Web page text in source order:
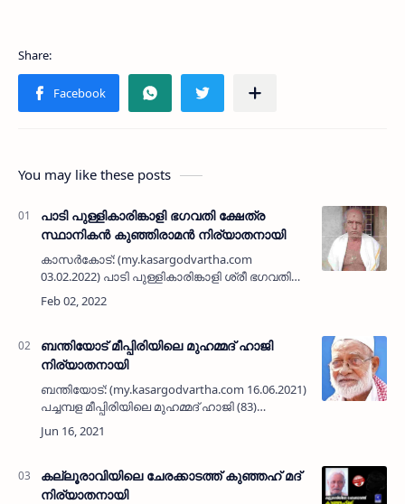
You may like these posts
പാടി പുള്ളികാരിങ്കാളി ഭഗവതി ക്ഷേത്ര
സ്ഥാനികൻ കുഞ്ഞിരാമൻ നിര്യാതനായി
കാസർകോട്: (my.kasargodvartha.com
03.02.2022) പാടി പുള്ളികാരിങ്കാളി ശ്രീ ഭഗവതി
ക്ഷേത്ര സ്ഥാനികൻ കുഞ്ഞിരാമൻ കാരണവർ
(കണ്ടൻ, 82) നിര്യാതനായി. കറുവൻ ഇടയാട്ട് -
ബന്തിയോട് മീപ്പിരിയിലെ മുഹമ്മദ് ഹാജി
നിര്യാതനായി
ബന്തിയോട്: (my.kasargodvartha.com 16.06.2021)
പച്ചമ്പള മീപ്പിരിയിലെ മുഹമ്മദ് ഹാജി (83)
നിര്യാതനായി.പരേതരായ അബ്ദുർ റഹ്‌മാൻ -
ഹലീമ ദമ്പതികളുടെ മകനാണ്.ഭാര്യ:
കല്ലൂരാവിയിലെ ചേരക്കാടത്ത് കുഞ്ഞഹ് മദ്
നിര്യാതനായി